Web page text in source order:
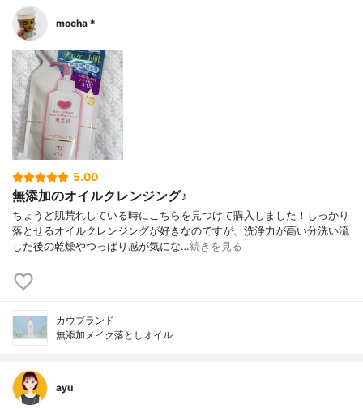
mocha＊
5.00
無添加のオイルクレンジング♪
ちょうど肌荒れしている時にこちらを見つけて購入しました！しっかり
落とせるオイルクレンジングが好きなのですが、洗浄力が高い分洗い流
した後の乾燥やつっぱり感が気にな…続きを見る
カウブランド
無添加メイク落としオイル
ayu